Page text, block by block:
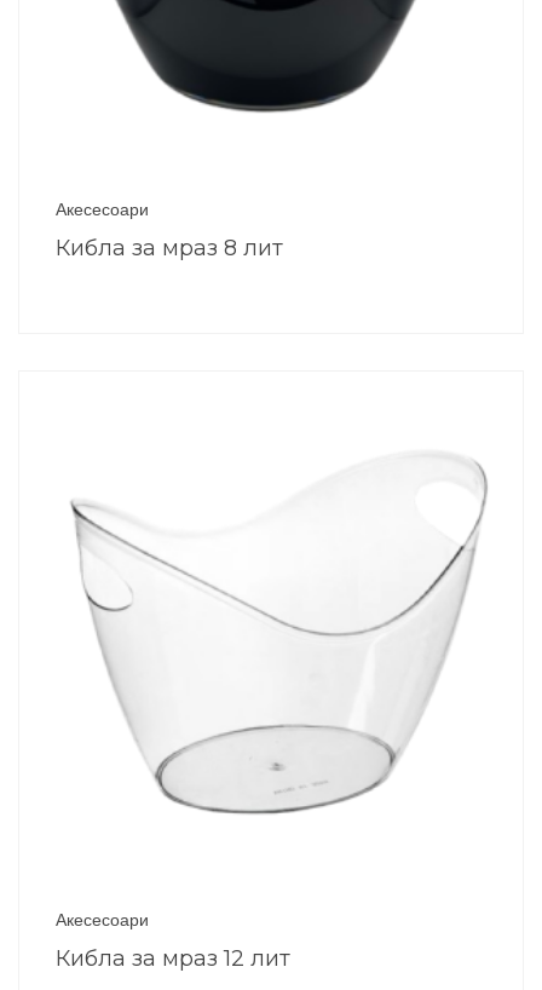
Акесесоари
Кибла за мраз 8 лит
Акесесоари
Кибла за мраз 12 лит